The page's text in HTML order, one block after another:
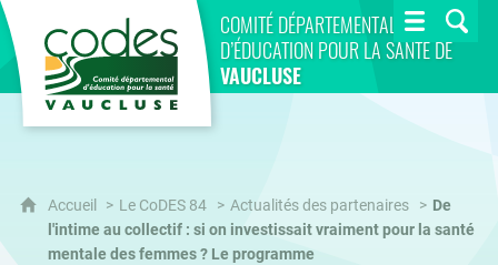
COMITÉ DÉPARTEMENTAL
D’ÉDUCATION POUR LA SANTÉ DE
VAUCLUSE
CoDES 84
Accueil Le CoDES 84 Actualités des partenaires
De
l'intime au collectif : si on investissait vraiment pour la santé
mentale des femmes ? Le programme